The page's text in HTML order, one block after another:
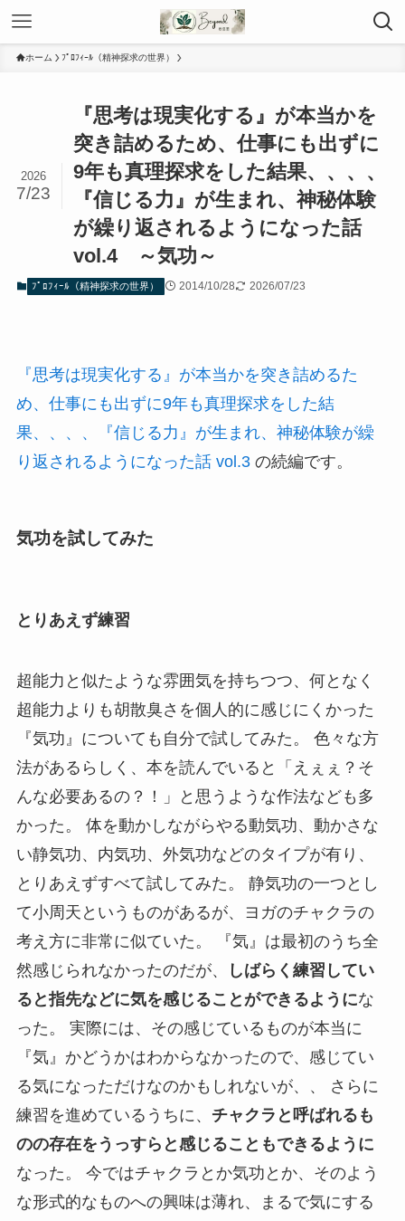
ホーム ﾌﾟﾛﾌｨｰﾙ（精神探求の世界）
『思考は現実化する』が本当かを
突き詰めるため、仕事にも出ずに
9年も真理探求をした結果、、、、
『信じる力』が生まれ、神秘体験
が繰り返されるようになった話
vol.4 ～気功～
2026
7/23
ﾌﾟﾛﾌｨｰﾙ（精神探求の世界） 2014/10/28 2026/07/23
『思考は現実化する』が本当かを突き詰めるた
め、仕事にも出ずに9年も真理探求をした結
果、、、、『信じる力』が生まれ、神秘体験が繰
り返されるようになった話 vol.3の続編です。
気功を試してみた
とりあえず練習
超能力と似たような雰囲気を持ちつつ、何となく
超能力よりも胡散臭さを個人的に感じにくかった
『気功』についても自分で試してみた。 色々な方
法があるらしく、本を読んでいると「えぇぇ？そ
んな必要あるの？！」と思うような作法なども多
かった。 体を動かしながらやる動気功、動かさな
い静気功、内気功、外気功などのタイプが有り、
とりあえずすべて試してみた。 静気功の一つとし
て小周天というものがあるが、ヨガのチャクラの
考え方に非常に似ていた。 『気』は最初のうち全
然感じられなかったのだが、
しばらく練習してい
ると指先などに気を感じることができるようにな
った。 実際には、その感じているものが本当に
『気』かどうかはわからなかったので、感じてい
る気になっただけなのかもしれないが、、 さらに
練習を進めているうちに、 チャクラと呼ばれるも
のの存在をうっすらと感じることもできるように
なった。 今ではチャクラとか気功とか、そのよう
な形式的なものへの興味は薄れ、まるで気にする